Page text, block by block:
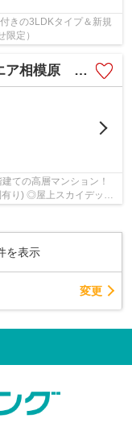
きの3LDKタイプ＆新規
定）
デッキ！贅沢な眺望！
の高層マンション！
り) ◎屋上スカイデッキ
を表示
変更